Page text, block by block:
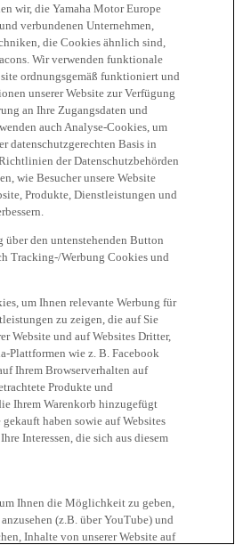
wir, die Yamaha Motor Europe
verbundenen Unternehmen,
die Cookies ähnlich sind,
Wir verwenden funktionale
ordnungsgemäß funktioniert und
unserer Website zur Verfügung
an Ihre Zugangsdaten und
auch Analyse-Cookies, um
datenschutzgerechten Basis in
der Datenschutzbehörden
wie Besucher unsere Website
Produkte, Dienstleistungen und
den untenstehenden Button
Tracking-/Werbung Cookies und
um Ihnen relevante Werbung für
zu zeigen, die auf Sie
Website und auf Websites Dritter,
Plattformen wie z. B. Facebook
Ihrem Browserverhalten auf
Produkte und
Ihrem Warenkorb hinzugefügt
haben sowie auf Websites
Interessen, die sich aus diesem
Ihnen die Möglichkeit zu geben,
(z.B. über YouTube) und
Inhalte von unserer Website auf